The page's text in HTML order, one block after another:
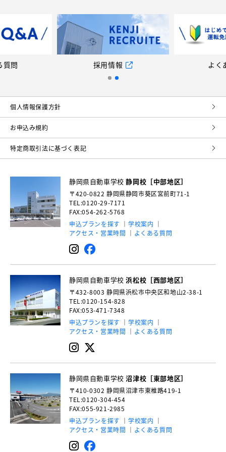
質問 採用情報 よく
個⼈情報保護⽅針
お申込み規約
特定商取引法に基づく表記
静岡県自動車学校静岡校［中部地区］
〒420-0822 静岡県静岡市葵区宮前町71-1
TEL:0120-29-7171
FAX:054-262-5768
申込プランを探す
学校案内
アクセス・営業時間
よくある質問
静岡県自動車学校浜松校［西部地区］
〒432-8003 静岡県浜松市中央区和地山2-38-1
TEL:0120-154-828
FAX:053-471-7348
申込プランを探す
学校案内
アクセス・営業時間
よくある質問
静岡県自動車学校沼津校［東部地区］
〒410-0302 静岡県沼津市東椎路419-1
TEL:0120-304-454
FAX:055-921-2985
申込プランを探す
学校案内
アクセス・営業時間
よくある質問